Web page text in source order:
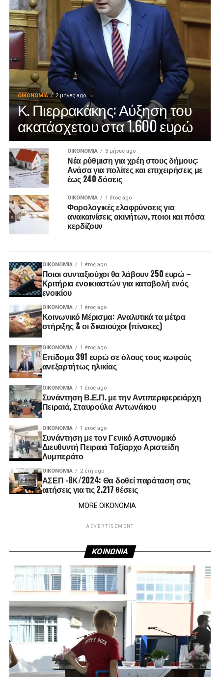
ΟΙΚΟΝΟΜΊΑ 2 μήνες ago
Κ. Πιερρακάκης: Αύξηση του
ακατάσχετου στα 1.600 ευρώ
ΟΙΚΟΝΟΜΊΑ 3 μήνες ago
Νέα ρύθμιση για χρέη στους δήμους:
Ανάσα για πολίτες και επιχειρήσεις με
έως 240 δόσεις
ΟΙΚΟΝΟΜΊΑ 1 έτος ago
Φορολογικές ελαφρύνσεις για
ανακαινίσεις ακινήτων, ποιοι και πόσα
κερδίζουν
ΟΙΚΟΝΟΜΊΑ 1 έτος ago
Ποιοι συνταξιούχοι θα λάβουν 250 ευρώ –
Κριτήρια ενοικιαστών για καταβολή ενός
ενοικίου
ΟΙΚΟΝΟΜΊΑ 1 έτος ago
Κοινωνικό Μέρισμα: Αναλυτικά τα μέτρα
στήριξης & οι δικαιούχοι (πίνακες)
ΟΙΚΟΝΟΜΊΑ 1 έτος ago
Επίδομα 391 ευρώ σε όλους τους κωφούς
ανεξαρτήτως ηλικίας
ΟΙΚΟΝΟΜΊΑ 1 έτος ago
Συνάντηση Β.Ε.Π. με την Αντιπεριφερειάρχη
Πειραιά, Σταυρούλα Αντωνάκου
ΟΙΚΟΝΟΜΊΑ 1 έτος ago
Συνάντηση με τον Γενικό Αστυνομικό
Διευθυντή Πειραιά Ταξίαρχο Αριστείδη
Λυμπεράτο
ΟΙΚΟΝΟΜΊΑ 2 έτη ago
ΑΣΕΠ -8Κ/2024: Θα δοθεί παράταση στις
αιτήσεις για τις 2.217 θέσεις
MORE ΟΙΚΟΝΟΜΙΑ
ADVERTISEMENT
ΚΟΙΝΩΝΙΑ